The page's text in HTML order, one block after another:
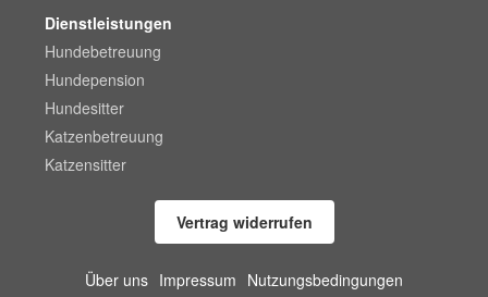
Dienstleistungen
Hundebetreuung
Hundepension
Hundesitter
Katzenbetreuung
Katzensitter
Vertrag widerrufen
Über uns Impressum Nutzungsbedingungen